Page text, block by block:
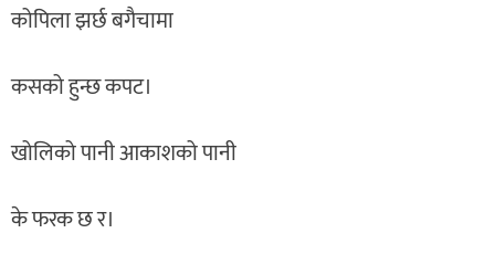
कोपिला झर्छ बगैचामा
कसको हुन्छ कपट।
खोलिको पानी आकाशको पानी
के फरक छ र।